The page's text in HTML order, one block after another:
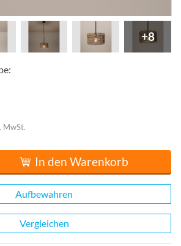
+8
MwSt.
In den Warenkorb
Aufbewahren
Vergleichen